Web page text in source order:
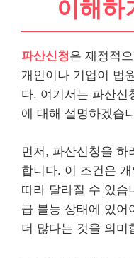
이해하
파산신청은 재정적
개인이나 기업이 법
다. 여기서는 파산신
에 대해 설명하겠습
먼저, 파산신청을 하
합니다. 이 조건은
따라 달라질 수 있습
급 불능 상태에 있어
더 많다는 것을 의미